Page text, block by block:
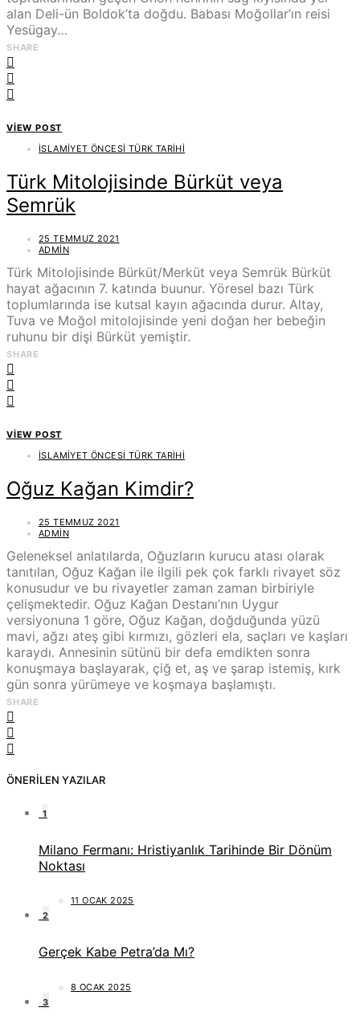
alan Deli-ün Boldok’ta doğdu. Babası Moğollar’ın reisi
Yesügay…
SHARE
VIEW POST
İSLAMIYET ÖNCESI TÜRK TARIHI
Türk Mitolojisinde Bürküt veya
Semrük
25 TEMMUZ 2021
ADMIN
Türk Mitolojisinde Bürküt/Merküt veya Semrük Bürküt
hayat ağacının 7. katında buunur. Yöresel bazı Türk
toplumlarında ise kutsal kayın ağacında durur. Altay,
Tuva ve Moğol mitolojisinde yeni doğan her bebeğin
ruhunu bir dişi Bürküt yemiştir.
SHARE
VIEW POST
İSLAMIYET ÖNCESI TÜRK TARIHI
Oğuz Kağan Kimdir?
25 TEMMUZ 2021
ADMIN
Geleneksel anlatılarda, Oğuzların kurucu atası olarak
tanıtılan, Oğuz Kağan ile ilgili pek çok farklı rivayet söz
konusudur ve bu rivayetler zaman zaman birbiriyle
çelişmektedir. Oğuz Kağan Destanı’nın Uygur
versiyonuna 1 göre, Oğuz Kağan, doğduğunda yüzü
mavi, ağzı ateş gibi kırmızı, gözleri ela, saçları ve kaşları
karaydı. Annesinin sütünü bir defa emdikten sonra
konuşmaya başlayarak, çiğ et, aş ve şarap istemiş, kırk
gün sonra yürümeye ve koşmaya başlamıştı.
SHARE
ÖNERILEN YAZILAR
1
Milano Fermanı: Hristiyanlık Tarihinde Bir Dönüm
Noktası
11 OCAK 2025
2
Gerçek Kabe Petra’da Mı?
8 OCAK 2025
3